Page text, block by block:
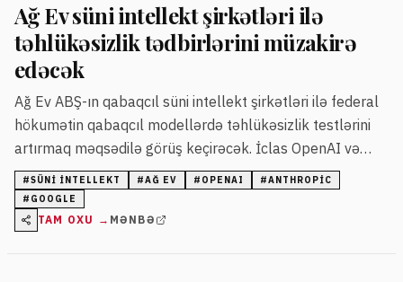
Ağ Ev süni intellekt şirkətləri ilə
təhlükəsizlik tədbirlərini müzakirə
edəcək
Ağ Ev ABŞ-ın qabaqcıl süni intellekt şirkətləri ilə federal
hökumətin qabaqcıl modellərdə təhlükəsizlik testlərini
artırmaq məqsədilə görüş keçirəcək. İclas OpenAI və
Anthropic şirkətlərinin modellərində baş vermiş
kibertəhlükəsizlik hadisələrindən sonra təşkil olunur.
#SÜNI INTELLEKT #AĞ EV # OPENAI #ANTHROPIC
# GOOGLE
TAM OXU → MƏNBƏ